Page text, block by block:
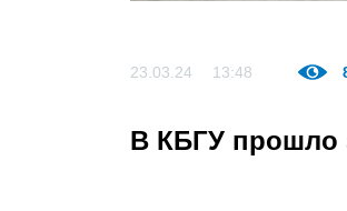
23.03.24 13:48
В КБГУ прошло